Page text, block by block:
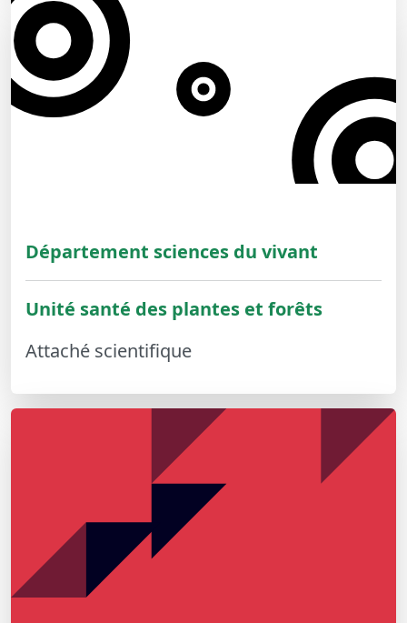
Département sciences du vivant
Unité santé des plantes et forêts
Attaché scientifique